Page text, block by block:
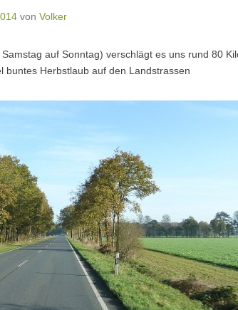
von Volker
auf Sonntag) verschlägt es uns rund 80
buntes Herbstlaub auf den Landstrassen